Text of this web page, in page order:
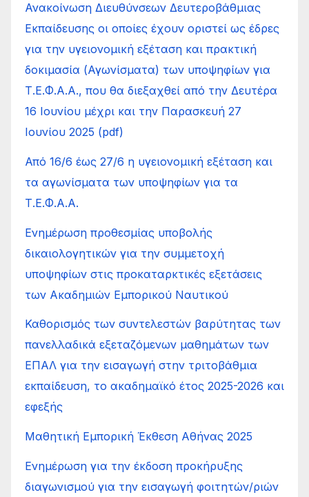
Ανακοίνωση Διευθύνσεων Δευτεροβάθμιας
Εκπαίδευσης οι οποίες έχουν οριστεί ως έδρες
για την υγειονομική εξέταση και πρακτική
δοκιμασία (Αγωνίσματα) των υποψηφίων για
Τ.Ε.Φ.Α.Α., που θα διεξαχθεί από την Δευτέρα
16 Ιουνίου μέχρι και την Παρασκευή 27
Ιουνίου 2025 (pdf)
Από 16/6 έως 27/6 η υγειονομική εξέταση και
τα αγωνίσματα των υποψηφίων για τα
Τ.Ε.Φ.Α.Α.
Ενημέρωση προθεσμίας υποβολής
δικαιολογητικών για την συμμετοχή
υποψηφίων στις προκαταρκτικές εξετάσεις
των Ακαδημιών Εμπορικού Ναυτικού
Καθορισμός των συντελεστών βαρύτητας των
πανελλαδικά εξεταζόμενων μαθημάτων των
ΕΠΑΛ για την εισαγωγή στην τριτοβάθμια
εκπαίδευση, το ακαδημαϊκό έτος 2025-2026 και
εφεξής
Μαθητική Εμπορική Έκθεση Αθήνας 2025
Ενημέρωση για την έκδοση προκήρυξης
διαγωνισμού για την εισαγωγή φοιτητών/ριών